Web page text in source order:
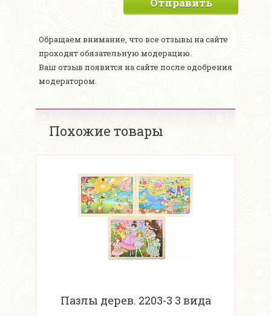
Отправить
Обращаем внимание, что все отзывы на сайте
проходят обязательную модерацию.
Ваш отзыв появится на сайте после одобрения
модератором.
Похожие товары
Пазлы дерев. 2203-3 3 вида